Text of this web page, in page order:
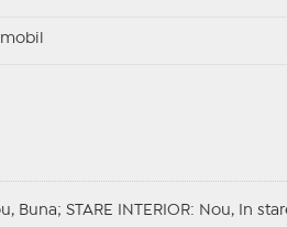
Buna; STARE INTERIOR: Nou, In